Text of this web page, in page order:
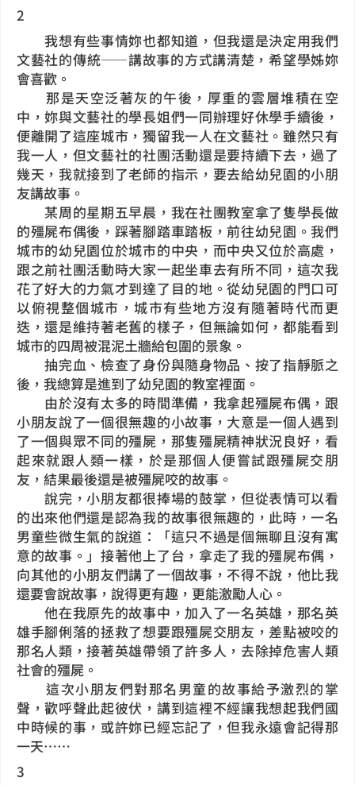
2
我想有些事情妳也都知道，但我還是決定用我們
文藝社的傳統——講故事的方式講清楚，希望學姊妳
會喜歡。
那是天空泛著灰的午後，厚重的雲層堆積在空
中，妳與文藝社的學長姐們一同辦理好休學手續後，
便離開了這座城市，獨留我一人在文藝社。雖然只有
我一人，但文藝社的社團活動還是要持續下去，過了
幾天，我就接到了老師的指示，要去給幼兒園的小朋
友講故事。
某周的星期五早晨，我在社團教室拿了隻學長做
的殭屍布偶後，踩著腳踏車踏板，前往幼兒園。我們
城市的幼兒園位於城市的中央，而中央又位於高處，
跟之前社團活動時大家一起坐車去有所不同，這次我
花了好大的力氣才到達了目的地。從幼兒園的門口可
以俯視整個城市，城市有些地方沒有隨著時代而更
迭，還是維持著老舊的樣子，但無論如何，都能看到
城市的四周被混泥土牆給包圍的景象。
抽完血、檢查了身份與隨身物品、按了指靜脈之
後，我總算是進到了幼兒園的教室裡面。
由於沒有太多的時間準備，我拿起殭屍布偶，跟
小朋友說了一個很無趣的小故事，大意是一個人遇到
了一個與眾不同的殭屍，那隻殭屍精神狀況良好，看
起來就跟人類一樣，於是那個人便嘗試跟殭屍交朋
友，結果最後還是被殭屍咬的故事。
說完，小朋友都很捧場的鼓掌，但從表情可以看
的出來他們還是認為我的故事很無趣的，此時，一名
男童些微生氣的說道：「這只不過是個無聊且沒有寓
意的故事。」接著他上了台，拿走了我的殭屍布偶，
向其他的小朋友們講了一個故事，不得不說，他比我
還要會說故事，說得更有趣，更能激勵人心。
他在我原先的故事中，加入了一名英雄，那名英
雄手腳俐落的拯救了想要跟殭屍交朋友，差點被咬的
那名人類，接著英雄帶領了許多人，去除掉危害人類
社會的殭屍。
這次小朋友們對那名男童的故事給予激烈的掌
聲，歡呼聲此起彼伏，講到這裡不經讓我想起我們國
中時候的事，或許妳已經忘記了，但我永遠會記得那
一天……
3